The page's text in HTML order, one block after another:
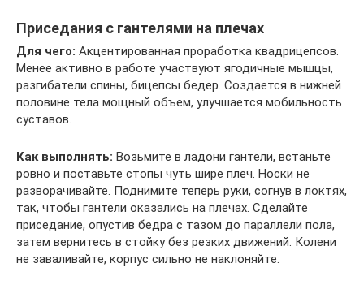
Приседания с гантелями на плечах
Для чего: Акцентированная проработка квадрицепсов.
Менее активно в работе участвуют ягодичные мышцы,
разгибатели спины, бицепсы бедер. Создается в нижней
половине тела мощный объем, улучшается мобильность
суставов.
Как выполнять: Возьмите в ладони гантели, встаньте
ровно и поставьте стопы чуть шире плеч. Носки не
разворачивайте. Поднимите теперь руки, согнув в локтях,
так, чтобы гантели оказались на плечах. Сделайте
приседание, опустив бедра с тазом до параллели пола,
затем вернитесь в стойку без резких движений. Колени
не заваливайте, корпус сильно не наклоняйте.